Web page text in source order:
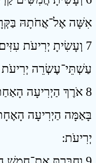
אִשָּׁה אֶל־אֲחֹתָהּ
7 וְעָשִׂיתָ יְרִיעֹת
עַשְׁתֵּי־עֶשְׂרֵה
8 אֹרֶךְ הַיְרִיעָה
בָּאַמָּה הַיְרִיעָה
יְרִיעֹת ׃